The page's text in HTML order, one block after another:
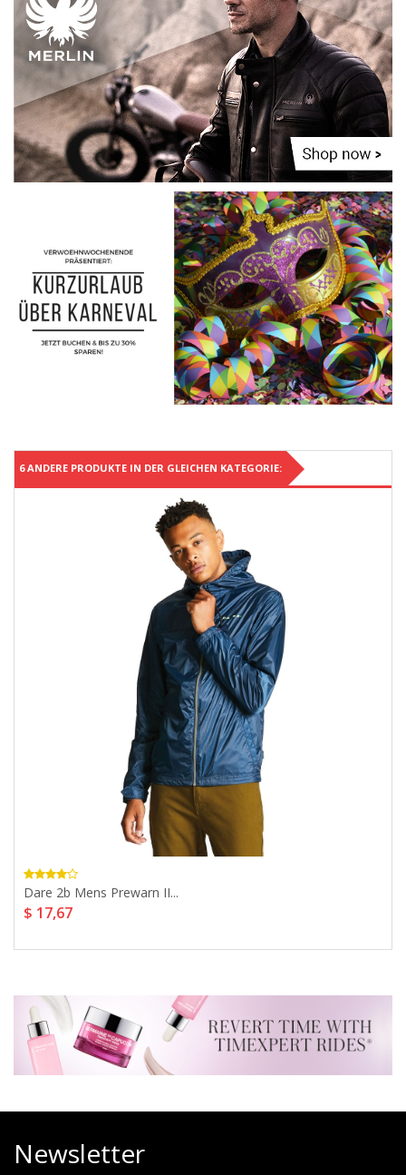
6 ANDERE PRODUKTE IN DER GLEICHEN KATEGORIE:
Dare 2b Mens Prewarn II...
$ 17,67
Newsletter